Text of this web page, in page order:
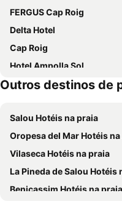
FERGUS Cap Roig
Delta Hotel
Cap Roig
Hotel Ampolla Sol
Hotel Bon Repòs l'Ametlla de
Outros destinos de
Salou Hotéis na praia
Oropesa del Mar Hotéis na praia
Vilaseca Hotéis na praia
La Pineda de Salou Hotéis na
Benicassim Hotéis na praia